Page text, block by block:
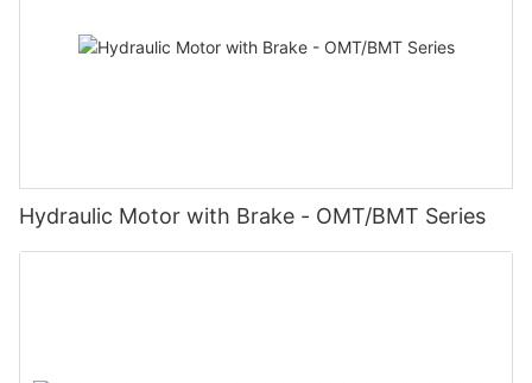
Hydraulic Motor with Brake - OMT/BMT Series